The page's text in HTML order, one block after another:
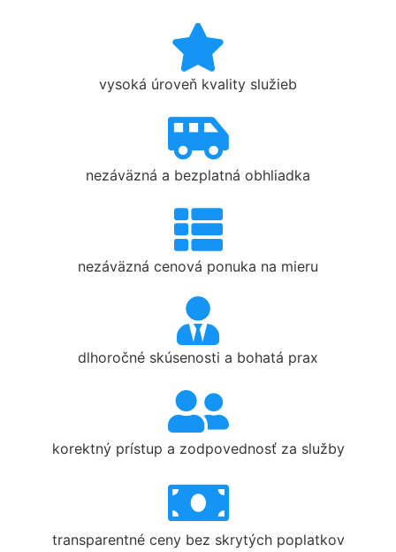
vysoká úroveň kvality služieb
nezáväzná a bezplatná obhliadka
nezáväzná cenová ponuka na mieru
dlhoročné skúsenosti a bohatá prax
korektný prístup a zodpovednosť za služby
transparentné ceny bez skrytých poplatkov